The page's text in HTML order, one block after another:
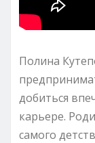
Полина
добиться
карьере.
самого